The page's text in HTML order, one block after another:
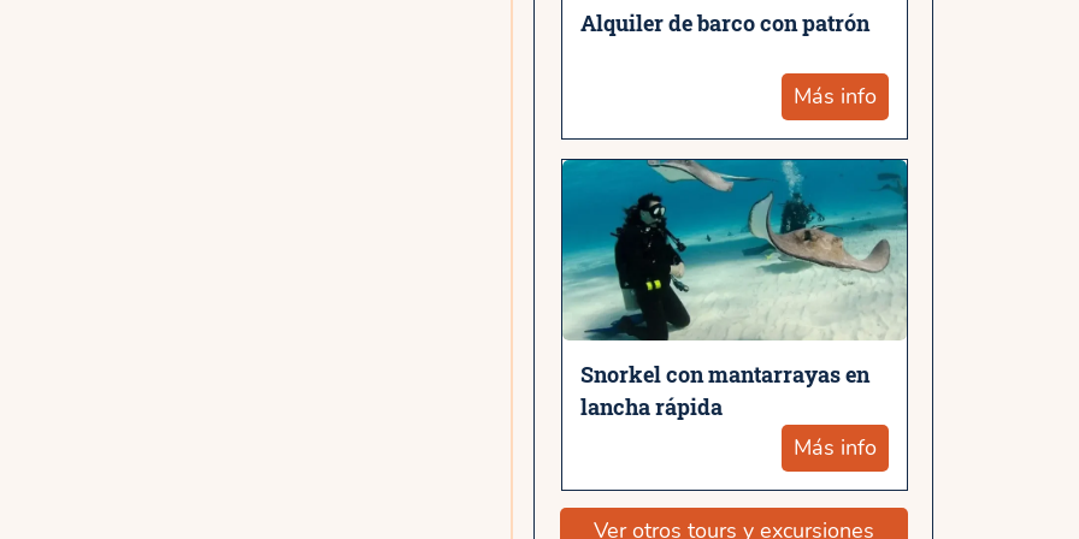
Alquiler de barco con patrón
Más info
Snorkel con mantarrayas en
lancha rápida
Más info
Ver otros tours y excursiones